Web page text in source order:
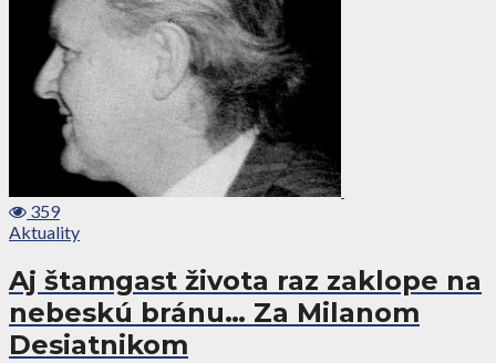
359
Aktuality
Aj štamgast života raz zaklope na
nebeskú bránu… Za Milanom
Desiatnikom